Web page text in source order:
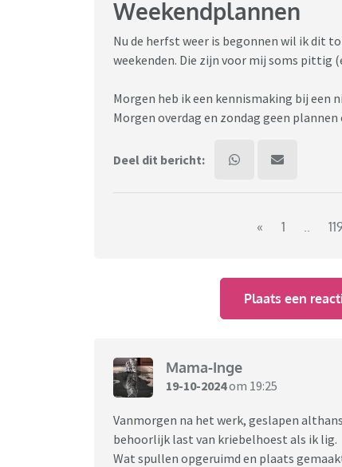
Weekendplannen
Nu de herfst weer is begonnen wil ik dit
weekenden. Die zijn voor mij soms pittig
Morgen heb ik een kennismaking bij een
Morgen overdag en zondag geen
Deel dit bericht:
« 1 ..
Plaats een
Mama-Inge
19-10-2024om 19:25
Vanmorgen na het werk, geslapen
behoorlijk last van kriebelhoest als ik lig.
Wat spullen opgeruimd en plaats